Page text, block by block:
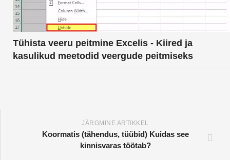
Tühista veeru peitmine Excelis - Kiired ja
kasulikud meetodid veergude peitmiseks
JÄRGMINE ARTIKKEL
Koormatis (tähendus, tüübid) Kuidas see
kinnisvaras töötab?